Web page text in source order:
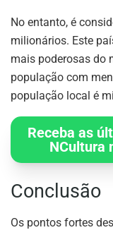
No entanto, é
milionários. Este
mais poderosas do
população com
população local é
Receba as
NCultura
Conclusão
Os pontos fortes